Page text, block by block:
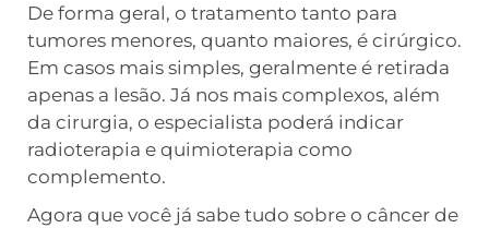
De forma geral, o tratamento tanto para
tumores menores, quanto maiores, é cirúrgico.
Em casos mais simples, geralmente é retirada
apenas a lesão. Já nos mais complexos, além
da cirurgia, o especialista poderá indicar
radioterapia e quimioterapia como
complemento.
Agora que você já sabe tudo sobre o câncer de